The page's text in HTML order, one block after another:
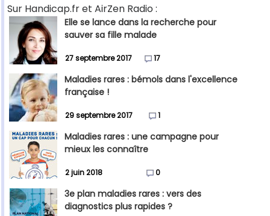
Sur Handicap.fr et AirZen Radio :
Elle se lance dans la recherche pour
sauver sa fille malade
27 septembre 2017 17
Maladies rares : bémols dans l'excellence
française !
29 septembre 2017 1
Maladies rares : une campagne pour
mieux les connaître
2 juin 2018 0
3e plan maladies rares : vers des
diagnostics plus rapides ?